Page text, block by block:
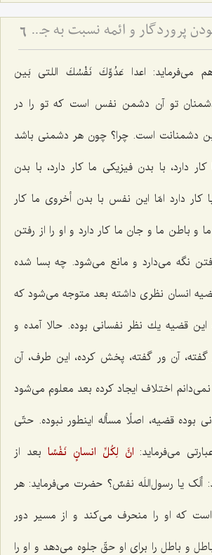
اولى به تصرف بودن پروردگار و ائمه نسبت به جمیع شئون انسان 6
می‌فرماید: اعدا عَدُوِّكَ نَفْسُكَ اللتی بَین
تو آن دشمن نفس است كه تو را در
دشمنانت است. چرا؟ چون هر دشمنی باشد
دارد، با بدن فیزیكی ما كار دارد، با بدن
كار دارد امّا این نفس با بدن أخروی ما كار
و باطن ما و جان ما كار دارد و او را از رفتن
رفتن نگه می‌دارد و مانع می‌شود. چه بسا شده
انسان نظری داشته بعد متوجه می‌شود كه
قضیه یك نظر نفسانی بوده. حالا آمده و
آن ور گفته، پخش كرده، این طرف، آن
نمی‌دانم اختلاف ایجاد كرده بعد معلوم می‌شود
بوده قضیه، اصلًا مسأله اینطور نبوده. حتّی
می‌فرماید: انَّ لِكُلِّ انسانٍ نَفْسًا بعد از
ألَک یا رسول‌اللَه نفسٌ؟ حضرت می‌فرماید: هر
است كه او را منحرف می‌كند و از مسیر دور
و باطل را برای او حقّ جلوه می‌دهد و او را